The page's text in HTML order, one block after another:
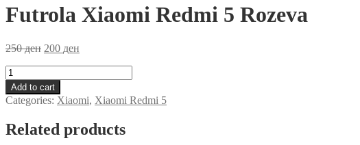
Futrola Xiaomi Redmi 5 Rozeva
250ден 200 ден
Futrola
Xiaomi
Redmi
5
quantity
Add to cart
Categories: Xiaomi, Xiaomi Redmi 5
Related products